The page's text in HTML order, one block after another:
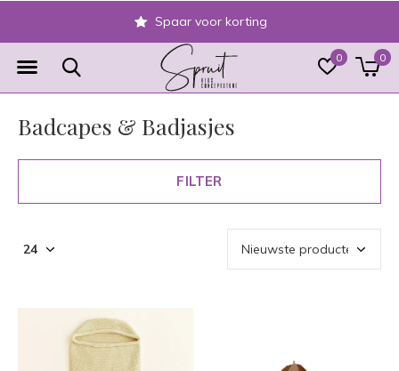
0 0
Spaar voor korting
Badcapes & Badjasjes
FILTER